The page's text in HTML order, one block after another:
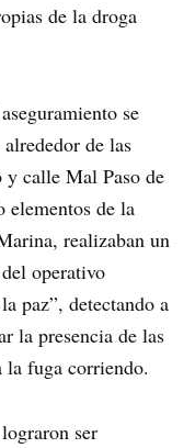
de la droga
se
de las
y calle Mal Paso de
elementos de la
realizaban un
operativo
paz”, detectando a
la presencia de las
la fuga corriendo.
ser